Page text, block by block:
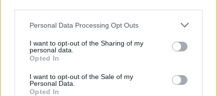
Personal Data Processing Opt Outs
I want to opt-out of the Sharing of my
personal data.
Opted In
I want to opt-out of the Sale of my
Personal Data.
Opted In
Haut auf dem Pudding - was tun?
Dennoch ekeln sich ... » mehr
Schmeckt dir sicher auch
Käsecremesuppe
Leicht